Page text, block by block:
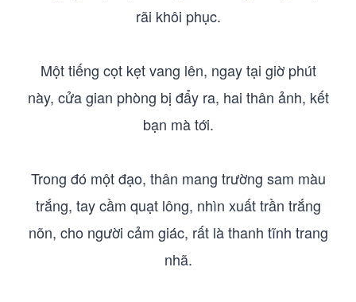
rãi khôi phục.
Một tiếng cọt kẹt vang lên, ngay tại giờ phút
này, cửa gian phòng bị đẩy ra, hai thân ảnh, kết
bạn mà tới.
Trong đó một đạo, thân mang trường sam màu
trắng, tay cầm quạt lông, nhìn xuất trần trắng
nõn, cho người cảm giác, rất là thanh tĩnh trang
nhã.